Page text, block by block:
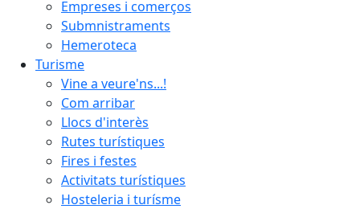
Empreses i comerços
Submnistraments
Hemeroteca
Turisme
Vine a veure'ns...!
Com arribar
Llocs d'interès
Rutes turístiques
Fires i festes
Activitats turístiques
Hosteleria i turísme